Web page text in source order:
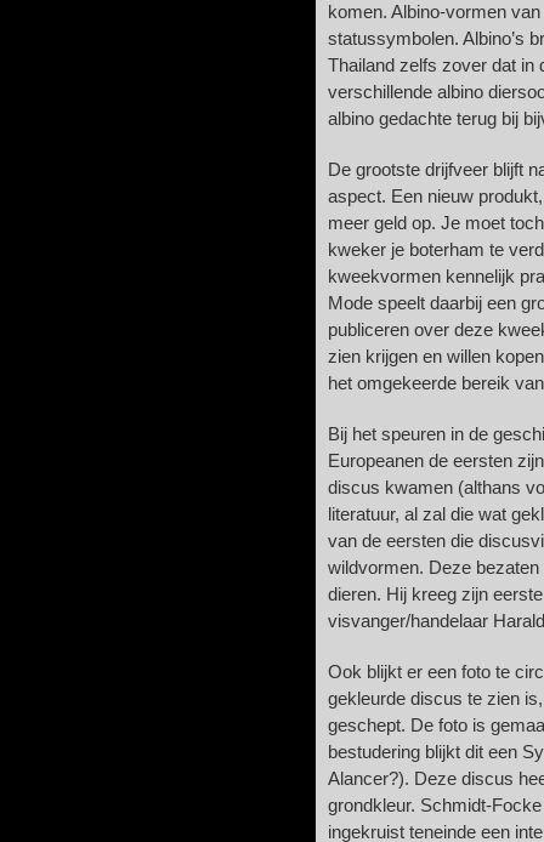
komen. Albino-vormen
statussymbolen. Albino’s
Thailand zelfs zover dat in
verschillende albino
albino gedachte terug bij
De grootste drijfveer blijft
aspect. Een nieuw
meer geld op. Je moet
kweker je boterham te
kweekvormen kennelijk
Mode speelt daarbij een
publiceren over deze
zien krijgen en willen
het omgekeerde bereik
Bij het speuren in de
Europeanen de eersten
discus kwamen (althans
literatuur, al zal die wat
van de eersten die
wildvormen. Deze
dieren. Hij kreeg zijn
visvanger/handelaar
Ook blijkt er een foto te
gekleurde discus te zien
geschept. De foto is
bestudering blijkt dit een
Alancer?). Deze discus
grondkleur. Schmidt-
ingekruist teneinde een